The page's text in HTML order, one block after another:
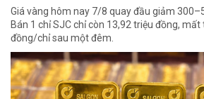
Giá vàng hôm nay 7/8 quay đầu giảm
Bán 1 chỉ SJC chỉ còn 13,92 triệu đồng,
đồng/chỉ sau một đêm.